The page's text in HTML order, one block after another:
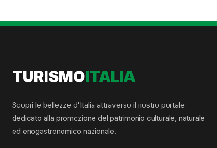
TURISMOITALIA
Scopri le bellezze d'Italia attraverso il nostro portale
dedicato alla promozione del patrimonio culturale, naturale
ed enogastronomico nazionale.